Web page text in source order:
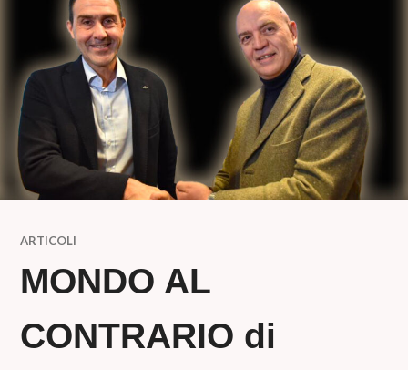
ARTICOLI
MONDO AL
CONTRARIO di